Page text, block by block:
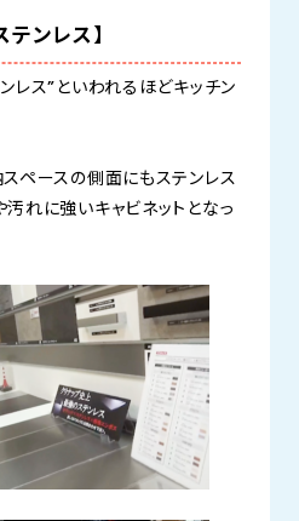
ンレス】
レス”といわれるほどキッチン
スペースの側面にもステンレス
れに強いキャビネットとなっ